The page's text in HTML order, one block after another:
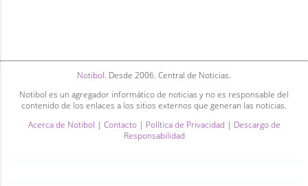
Notibol. Desde 2006. Central de Noticias.
Notibol es un agregador informático de noticias y no es responsable del
contenido de los enlaces a los sitios externos que generan las noticias.
Acerca de Notibol | Contacto| Política de Privacidad | Descargo de
Responsabilidad